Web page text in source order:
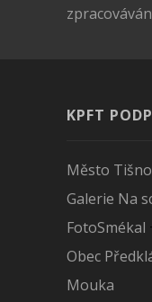
KPFT
Město
Galerie Na
FotoSmékal
Obec
Mouka